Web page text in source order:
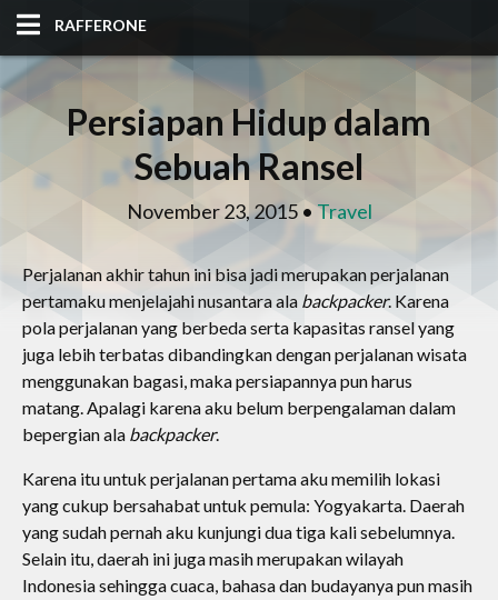
RAFFERONE
HOME
BLOG
SITES
TOOLS
Persiapan Hidup dalam
Sebuah Ransel
November 23, 2015 •Travel
Perjalanan akhir tahun ini bisa jadi merupakan perjalanan
pertamaku menjelajahi nusantara ala backpacker. Karena
pola perjalanan yang berbeda serta kapasitas ransel yang
juga lebih terbatas dibandingkan dengan perjalanan wisata
menggunakan bagasi, maka persiapannya pun harus
matang. Apalagi karena aku belum berpengalaman dalam
bepergian ala backpacker.
Karena itu untuk perjalanan pertama aku memilih lokasi
yang cukup bersahabat untuk pemula: Yogyakarta. Daerah
yang sudah pernah aku kunjungi dua tiga kali sebelumnya.
Selain itu, daerah ini juga masih merupakan wilayah
Indonesia sehingga cuaca, bahasa dan budayanya pun masih